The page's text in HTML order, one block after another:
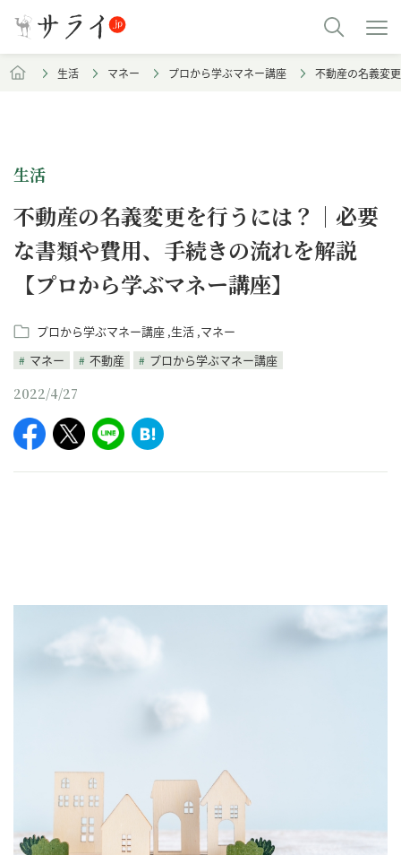
生活 マネー プロから学ぶマネー講座 不動産の名義変
生活
不動産の名義変更を行うには？｜必要
な書類や費用、手続きの流れを解説
【プロから学ぶマネー講座】
プロから学ぶマネー講座 生活 マネー
マネー
不動産 プロから学ぶマネー講座
2022/4/27